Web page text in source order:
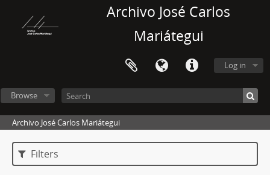
Archivo José Carlos
Mariátegui
Log in
Browse
Archivo José Carlos Mariátegui
Filters